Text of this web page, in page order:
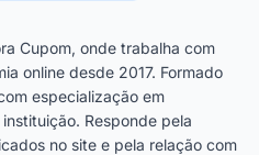
Cupom, onde trabalha com
online desde 2017. Formado
especialização em
Responde pela
no site e pela relação com